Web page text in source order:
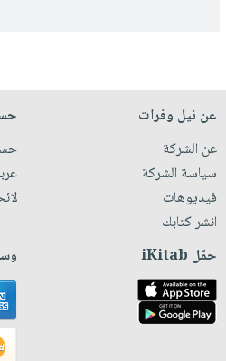
عن نيل وفرات
عن الشركة
سياسة الشركة
فيديوهات
انشر كتابك
حمّل iKitab